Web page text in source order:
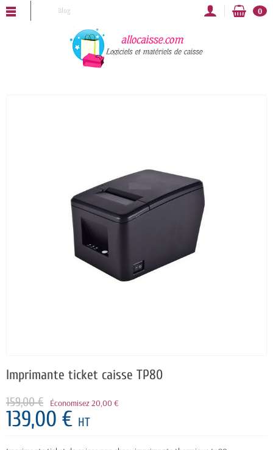
Blog 0
ALLOCAISSE vous souhaite une bonne année 2025 !
Imprimante ticket caisse TP80
159,00 € Économisez 20,00 €
139,00 € HT